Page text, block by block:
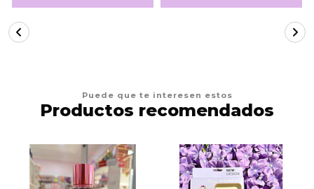
Puede que te interesen estos
Productos recomendados